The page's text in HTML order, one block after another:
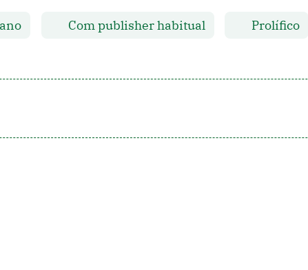
Com publisher habitual Prolífico